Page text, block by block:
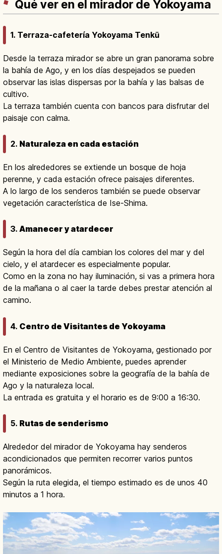
Qué ver en el mirador de Yokoyama
1. Terraza-cafetería Yokoyama Tenkū
Desde la terraza mirador se abre un gran panorama sobre
la bahía de Ago, y en los días despejados se pueden
observar las islas dispersas por la bahía y las balsas de
cultivo.
La terraza también cuenta con bancos para disfrutar del
paisaje con calma.
2. Naturaleza en cada estación
En los alrededores se extiende un bosque de hoja
perenne, y cada estación ofrece paisajes diferentes.
A lo largo de los senderos también se puede observar
vegetación característica de Ise-Shima.
3. Amanecer y atardecer
Según la hora del día cambian los colores del mar y del
cielo, y el atardecer es especialmente popular.
Como en la zona no hay iluminación, si vas a primera hora
de la mañana o al caer la tarde debes prestar atención al
camino.
4. Centro de Visitantes de Yokoyama
En el Centro de Visitantes de Yokoyama, gestionado por
el Ministerio de Medio Ambiente, puedes aprender
mediante exposiciones sobre la geografía de la bahía de
Ago y la naturaleza local.
La entrada es gratuita y el horario es de 9:00 a 16:30.
5. Rutas de senderismo
Alrededor del mirador de Yokoyama hay senderos
acondicionados que permiten recorrer varios puntos
panorámicos.
Según la ruta elegida, el tiempo estimado es de unos 40
minutos a 1 hora.